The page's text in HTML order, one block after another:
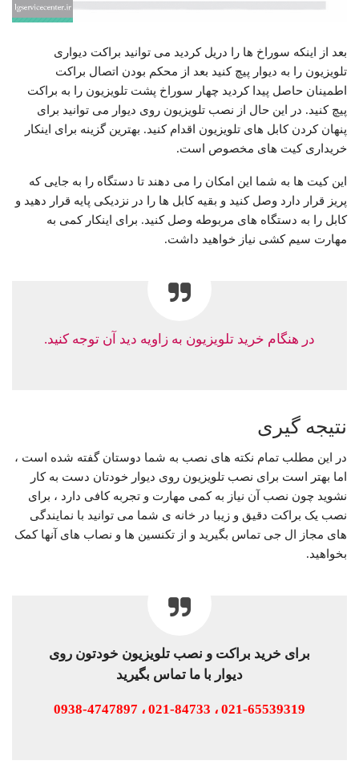
بعد از اینکه سوراخ ها را دریل کردید می توانید براکت دیواری
تلویزیون را به دیوار پیچ کنید بعد از محکم بودن اتصال براکت
اطمینان حاصل پیدا کردید چهار سوراخ پشت تلویزیون را به براکت
پیچ کنید. در این حال از نصب تلویزیون روی دیوار می توانید برای
پنهان کردن کابل های تلویزیون اقدام کنید. بهترین گزینه برای اینکار
خریداری کیت های مخصوص است.
این کیت ها به شما این امکان را می دهند تا دستگاه را به جایی که
پریز قرار دارد وصل کنید و بقیه کابل ها را در نزدیکی پایه قرار دهید و
کابل را به دستگاه های مربوطه وصل کنید. برای اینکار کمی به
مهارت سیم کشی نیاز خواهید داشت.
در هنگام خرید تلویزیون به زاویه دید آن توجه کنید.
نتیجه گیری
در این مطلب تمام نکته های نصب به شما دوستان گفته شده است ،
اما بهتر است برای نصب تلویزیون روی دیوار خودتان دست به کار
نشوید چون نصب آن نیاز به کمی مهارت و تجربه کافی دارد ، برای
نصب یک براکت دقیق و زیبا در خانه ی شما می توانید با نمایندگی
های مجاز ال جی تماس بگیرید و از تکنسین ها و نصاب های آنها کمک
بخواهید.
برای خرید براکت و نصب تلویزیون خودتون روی
دیوار با ما تماس بگیرید
021-65539319 ، 021-84733 ، 0938-4747897